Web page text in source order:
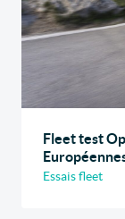
Fleet test
Essais fleet